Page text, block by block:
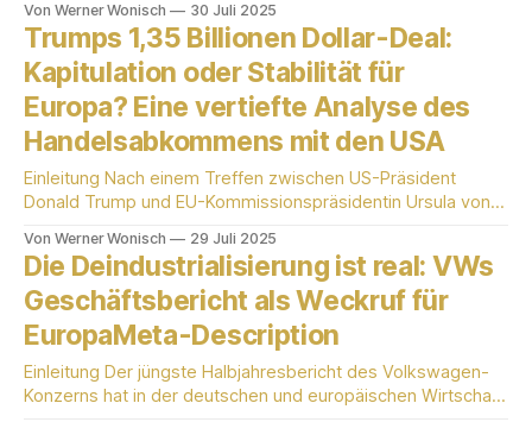
Industriestandortes auf. Insbesondere der Begriff der
Deindustrialisierung gewinnt an Relevanz und beschreibt
einen strukturellen Wandel, dessen volle Wucht vielfach
unterschätzt wird. Die Analyse fokussiert auf die
tiefgreifenden Ursachen und die weitreichenden
Von Werner Wonisch 30 Juli 2025
Trumps 1,35 Billionen Dollar-Deal:
Kapitulation oder Stabilität für
Europa? Eine vertiefte Analyse des
Handelsabkommens mit den USA
Einleitung Nach einem Treffen zwischen US-Präsident
Donald Trump und EU-Kommissionspräsidentin Ursula von
Handelsabkommen an, das ein Volumen von über 1,35
Billionen US-Dollar umfassen soll. Während von der Leyen
das Abkommen als Schritt zu mehr Stabilität bewertete,
haben die Umstände der Verhandlungen und die
Von Werner Wonisch 29 Juli 2025
Die Deindustrialisierung ist real: VWs
Geschäftsbericht als Weckruf für
EuropaMeta-Description
Einleitung Der jüngste Halbjahresbericht des Volkswagen-
Konzerns hat in der deutschen und europäischen Wirtschaft